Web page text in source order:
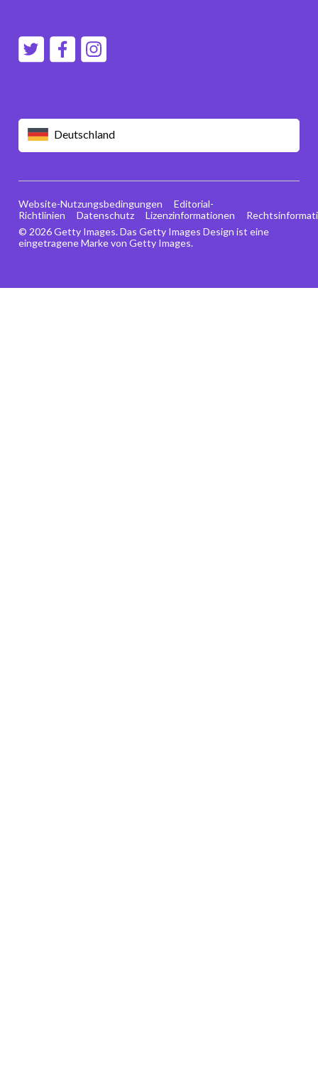
Deutschland
© 2026 Getty Images. Das Getty Images Design ist eine
eingetragene Marke von Getty Images.
Website-Nutzungsbedingungen
Editorial-
Richtlinien
Datenschutz Lizenzinformationen